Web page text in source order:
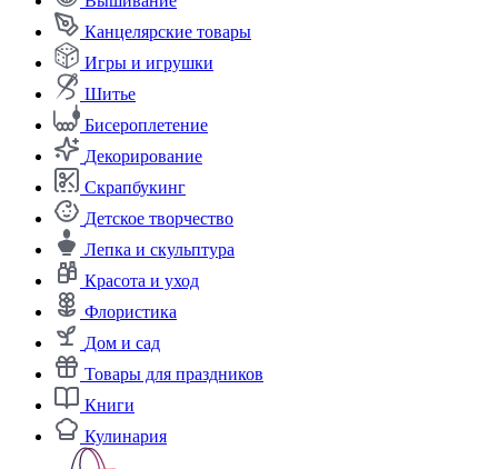
Канцелярские товары
Игры и игрушки
Шитье
Бисероплетение
Декорирование
Скрапбукинг
Детское творчество
Лепка и скульптура
Красота и уход
Флористика
Дом и сад
Товары для праздников
Книги
Кулинария